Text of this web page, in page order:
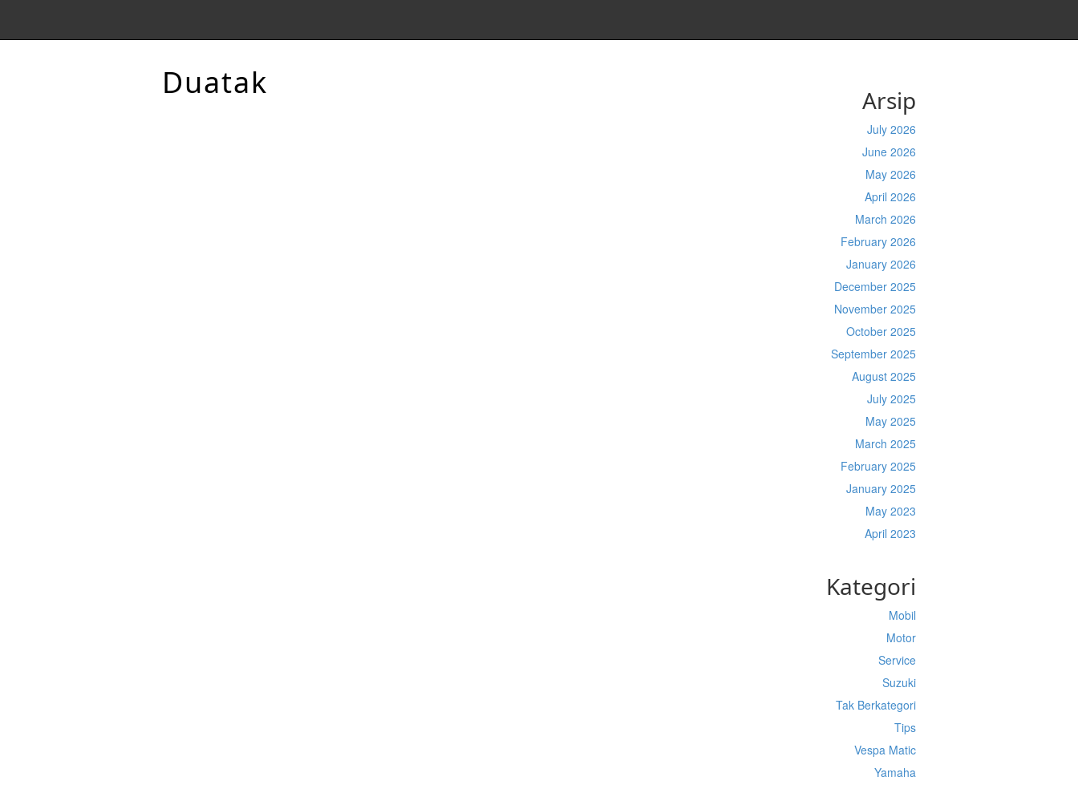
Duatak Arsip
July 2026
June 2026
May 2026
April 2026
March 2026
February 2026
January 2026
December 2025
November 2025
October 2025
September 2025
August 2025
July 2025
May 2025
March 2025
February 2025
January 2025
May 2023
April 2023
Kategori
Mobil
Motor
Service
Suzuki
Tak Berkategori
Tips
Vespa Matic
Yamaha